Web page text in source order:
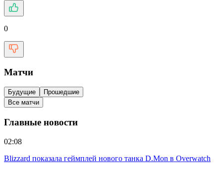
0
Матчи
Будущие
Прошедшие
Все матчи
Главные новости
02:08
Blizzard показала геймплей нового танка D.Mon в Overwatch